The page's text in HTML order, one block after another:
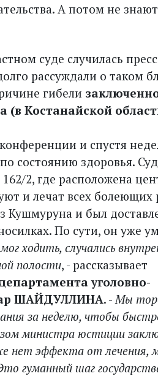
А потом не
суде случилась
рассуждали о таком
гибели
Костанайской
и спустя
состоянию здоровья. Суд
2, где расположена
и лечат всех болеющих
Кушмуруна и был
По сути, он уже
ходить, случались
полости, - рассказывает
уголовно-
ШАЙДУЛЛИНА. - Мы
за неделю, чтобы
министра юстиции
нет эффекта от лечения,
гуманный шаг